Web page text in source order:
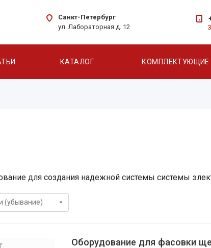
Санкт-Петербург
ул. Лабораторная д. 12
КАТАЛОГ КОМПЛЕКТУЮЩИЕ
для создания надежной системы системы
Оборудование для фасовки